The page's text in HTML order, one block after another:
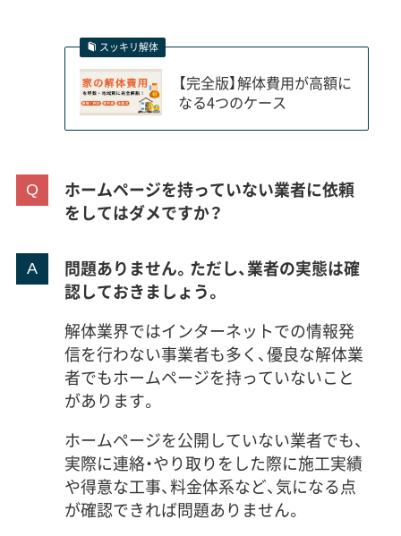
スッキリ解体
【完全版】解体費用が高額に
なる4つのケース
ホームページを持っていない業者に依頼
をしてはダメですか？
問題ありません。ただし、業者の実態は確
認しておきましょう。
解体業界ではインターネットでの情報発
信を行わない事業者も多く、優良な解体業
者でもホームページを持っていないこと
があります。
ホームページを公開していない業者でも、
実際に連絡・やり取りをした際に施工実績
や得意な工事、料金体系など、気になる点
が確認できれば問題ありません。